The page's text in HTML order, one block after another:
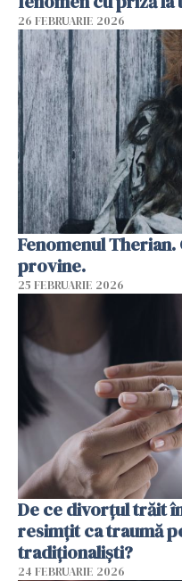
26 FEBRUARIE 2026
Fenomenul Therian.
provine.
25 FEBRUARIE 2026
De ce divorțul trăit
resimțit ca traumă
tradiționaliști?
24 FEBRUARIE 2026